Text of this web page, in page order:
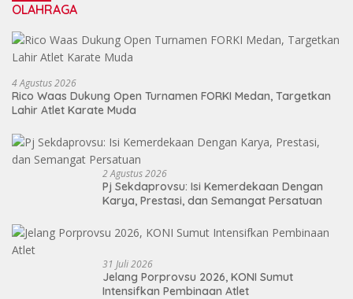
OLAHRAGA
4 Agustus 2026
Rico Waas Dukung Open Turnamen FORKI Medan, Targetkan
Lahir Atlet Karate Muda
2 Agustus 2026
Pj Sekdaprovsu: Isi Kemerdekaan Dengan
Karya, Prestasi, dan Semangat Persatuan
31 Juli 2026
Jelang Porprovsu 2026, KONI Sumut
Intensifkan Pembinaan Atlet